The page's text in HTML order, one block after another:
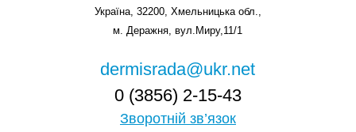
Україна, 32200, Хмельницька обл.,
м. Деражня, вул.Миру,11/1
dermisrada@ukr.net
0 (3856) 2-15-43
Зворотній зв’язок